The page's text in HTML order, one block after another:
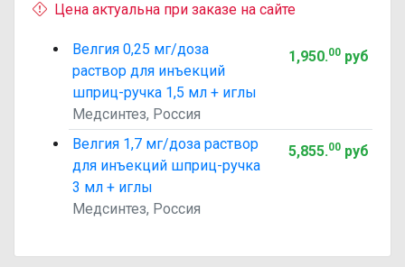
Цена актуальна при заказе на сайте
Велгия 0,25 мг/доза
раствор для инъекций
шприц-ручка 1,5 мл + иглы
Медсинтез, Россия
1,950.00руб
Велгия 1,7 мг/доза раствор
для инъекций шприц-ручка
3 мл + иглы
Медсинтез, Россия
5,855.00руб